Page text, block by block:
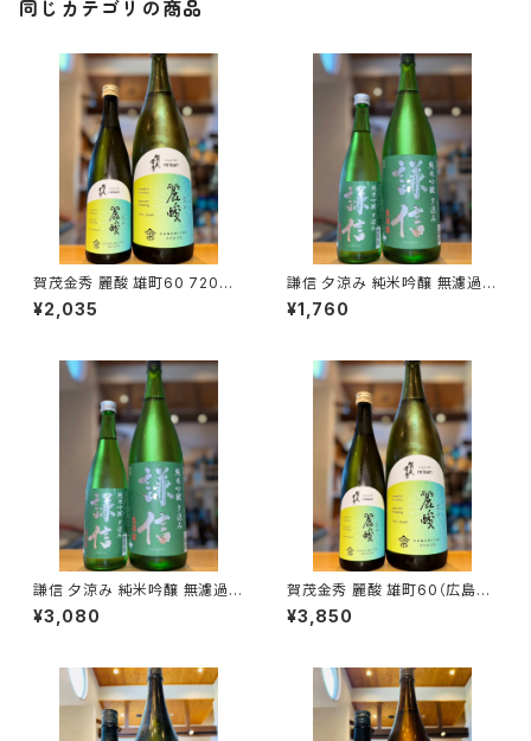
同じカテゴリの商品
賀茂金秀 麗酸 雄町60 720ml
１本（金光酒造・広島県東広島市
黒瀬町）
¥2,035
謙信 夕涼み 純米吟醸 無濾過生
720ml１本（池田屋酒造・新潟
県糸魚川市新鉄）
¥1,760
謙信 夕涼み 純米吟醸 無濾過生
1800ml１本（池田屋酒造・新潟
県糸魚川市新鉄）
¥3,080
賀茂金秀 麗酸 雄町60（広島限
定）1800ml１本（金光酒造・広
島県東広島市黒瀬町）
¥3,850